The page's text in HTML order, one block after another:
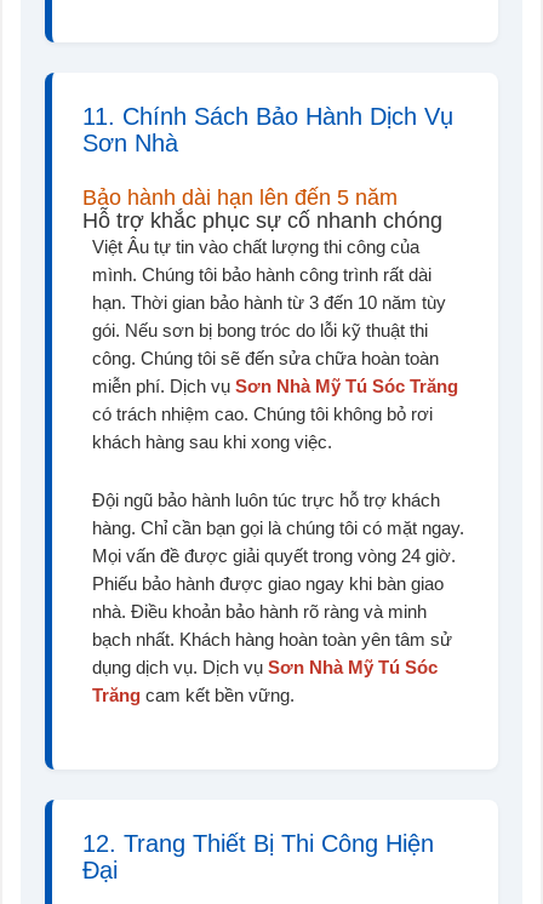
11. Chính Sách Bảo Hành Dịch Vụ
Sơn Nhà
Bảo hành dài hạn lên đến 5 năm
Hỗ trợ khắc phục sự cố nhanh chóng
Việt Âu tự tin vào chất lượng thi công của
mình. Chúng tôi bảo hành công trình rất dài
hạn. Thời gian bảo hành từ 3 đến 10 năm tùy
gói. Nếu sơn bị bong tróc do lỗi kỹ thuật thi
công. Chúng tôi sẽ đến sửa chữa hoàn toàn
miễn phí. Dịch vụ Sơn Nhà Mỹ Tú Sóc Trăng
có trách nhiệm cao. Chúng tôi không bỏ rơi
khách hàng sau khi xong việc.
Đội ngũ bảo hành luôn túc trực hỗ trợ khách
hàng. Chỉ cần bạn gọi là chúng tôi có mặt ngay.
Mọi vấn đề được giải quyết trong vòng 24 giờ.
Phiếu bảo hành được giao ngay khi bàn giao
nhà. Điều khoản bảo hành rõ ràng và minh
bạch nhất. Khách hàng hoàn toàn yên tâm sử
dụng dịch vụ. Dịch vụ Sơn Nhà Mỹ Tú Sóc
Trăng cam kết bền vững.
12. Trang Thiết Bị Thi Công Hiện
Đại